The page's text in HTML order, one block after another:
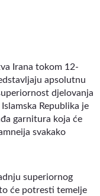
Irana tokom 12-
apsolutnu
djelovanja
Republika je
garnitura koja će
svakako
superiornog
će potresti temelje